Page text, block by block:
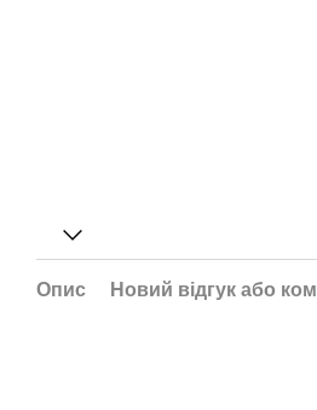
Опис Новий відгук або